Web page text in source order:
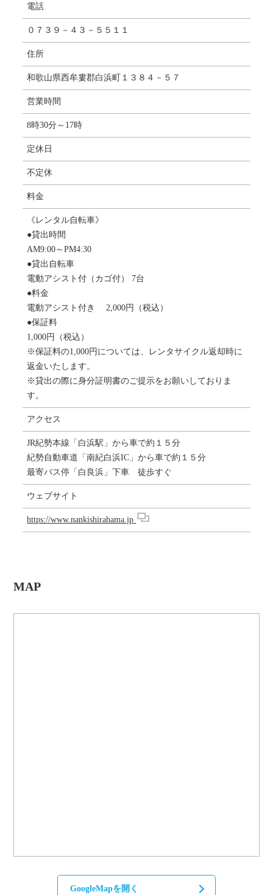
電話
０７３９－４３－５５１１
住所
和歌山県西牟婁郡白浜町１３８４－５７
営業時間
8時30分～17時
定休日
不定休
料金
《レンタル自転車》
●貸出時間
AM9:00～PM4:30
●貸出自転車
電動アシスト付（カゴ付） 7台
●料金
電動アシスト付き 2,000円（税込）
●保証料
1,000円（税込）
※保証料の1,000円については、レンタサイクル返却時に
返金いたします。
※貸出の際に身分証明書のご提示をお願いしておりま
す。
アクセス
JR紀勢本線「白浜駅」から車で約１５分
紀勢自動車道「南紀白浜IC」から車で約１５分
最寄バス停「白良浜」下車 徒歩すぐ
ウェブサイト
https://www.nankishirahama.jp
MAP
GoogleMapを開く